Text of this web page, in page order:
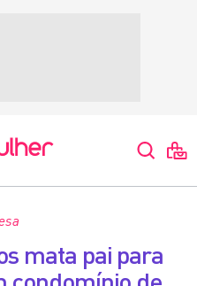
mata pai para